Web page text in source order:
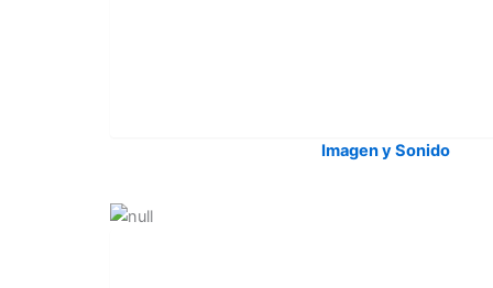
Imagen y Sonido